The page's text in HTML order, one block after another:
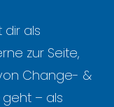
dir als
zur Seite,
Change- &
– als